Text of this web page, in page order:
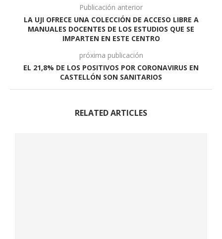
Publicación anterior
LA UJI OFRECE UNA COLECCIÓN DE ACCESO LIBRE A
MANUALES DOCENTES DE LOS ESTUDIOS QUE SE
IMPARTEN EN ESTE CENTRO
próxima publicación
EL 21,8% DE LOS POSITIVOS POR CORONAVIRUS EN
CASTELLÓN SON SANITARIOS
RELATED ARTICLES